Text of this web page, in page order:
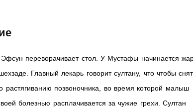
переворачивает стол. У Мустафы начинается
Главный лекарь говорит султану, что чтобы
растягиванию позвоночника, во время которой малыш
болезнью расплачивается за чужие грехи. Султан